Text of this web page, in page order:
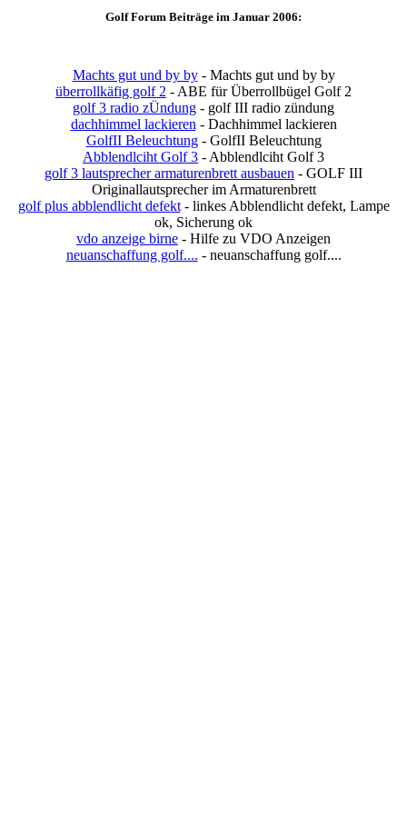
Golf Forum Beiträge im Januar 2006:
Machts gut und by by- Machts gut und by by
überrollkäfig golf 2 - ABE für Überrollbügel Golf 2
golf 3 radio zÜndung - golf III radio zündung
dachhimmel lackieren - Dachhimmel lackieren
GolfII Beleuchtung- GolfII Beleuchtung
Abblendlciht Golf 3 - Abblendlciht Golf 3
golf 3 lautsprecher armaturenbrett ausbauen - GOLF III
Originallautsprecher im Armaturenbrett
golf plus abblendlicht defekt- linkes Abblendlicht defekt, Lampe
ok, Sicherung ok
vdo anzeige birne - Hilfe zu VDO Anzeigen
neuanschaffung golf.... - neuanschaffung golf....